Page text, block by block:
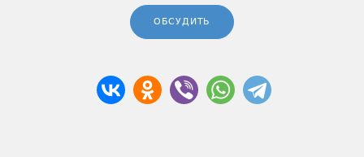
ОБСУДИТЬ